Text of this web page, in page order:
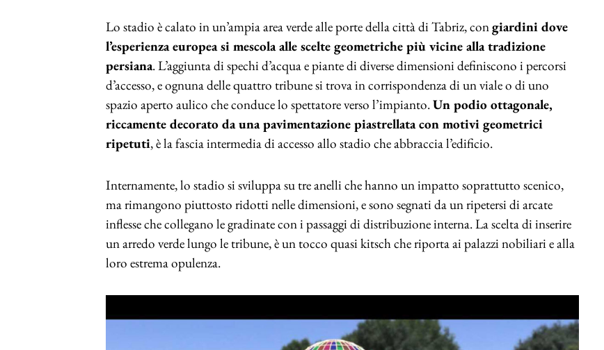
Lo stadio è calato in un’ampia area verde alle porte della città di Tabriz, congiardini dove
l’esperienza europea si mescola alle scelte geometriche più vicine alla tradizione
persiana. L’aggiunta di spechi d’acqua e piante di diverse dimensioni definiscono i percorsi
d’accesso, e ognuna delle quattro tribune si trova in corrispondenza di un viale o di uno
spazio aperto aulico che conduce lo spettatore verso l’impianto.Un podio ottagonale,
riccamente decorato da una pavimentazione piastrellata con motivi geometrici
ripetuti, è la fascia intermedia di accesso allo stadio che abbraccia l’edificio.
Internamente, lo stadio si sviluppa su tre anelli che hanno un impatto soprattutto scenico,
ma rimangono piuttosto ridotti nelle dimensioni, e sono segnati da un ripetersi di arcate
inflesse che collegano le gradinate con i passaggi di distribuzione interna. La scelta di inserire
un arredo verde lungo le tribune, è un tocco quasi kitsch che riporta ai palazzi nobiliari e alla
loro estrema opulenza.